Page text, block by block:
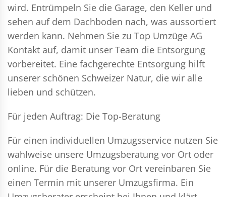
wird. Entrümpeln Sie die Garage, den Keller und
sehen auf dem Dachboden nach, was aussortiert
werden kann. Nehmen Sie zu Top Umzüge AG
Kontakt auf, damit unser Team die Entsorgung
vorbereitet. Eine fachgerechte Entsorgung hilft
unserer schönen Schweizer Natur, die wir alle
lieben und schützen.
Für jeden Auftrag: Die Top-Beratung
Für einen individuellen Umzugsservice nutzen Sie
wahlweise unsere Umzugsberatung vor Ort oder
online. Für die Beratung vor Ort vereinbaren Sie
einen Termin mit unserer Umzugsfirma. Ein